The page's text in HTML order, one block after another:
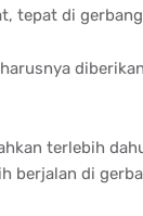
tepat di
terlebih
berjalan di